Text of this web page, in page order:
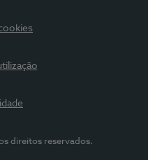
direitos reservados.